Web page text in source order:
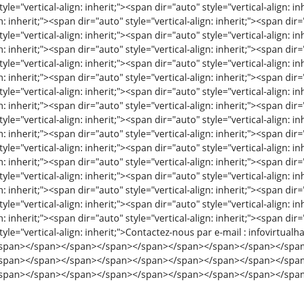
align: inherit;"><span dir="auto" style="vertical-align:
inherit;"><span dir="auto" style="vertical-align: inherit;"><span
align: inherit;"><span dir="auto" style="vertical-align:
inherit;"><span dir="auto" style="vertical-align: inherit;"><span
align: inherit;"><span dir="auto" style="vertical-align:
inherit;"><span dir="auto" style="vertical-align: inherit;"><span
align: inherit;"><span dir="auto" style="vertical-align:
inherit;"><span dir="auto" style="vertical-align: inherit;"><span
align: inherit;"><span dir="auto" style="vertical-align:
inherit;"><span dir="auto" style="vertical-align: inherit;"><span
align: inherit;"><span dir="auto" style="vertical-align:
inherit;"><span dir="auto" style="vertical-align: inherit;"><span
align: inherit;"><span dir="auto" style="vertical-align:
inherit;"><span dir="auto" style="vertical-align: inherit;"><span
align: inherit;"><span dir="auto" style="vertical-align:
inherit;"><span dir="auto" style="vertical-align: inherit;"><span
align: inherit;">Contactez-nous par e-mail :
span></span></span></span></span></span></span></
span></span></span></span></span></span></span></
span></span></span></span></span></span></span></